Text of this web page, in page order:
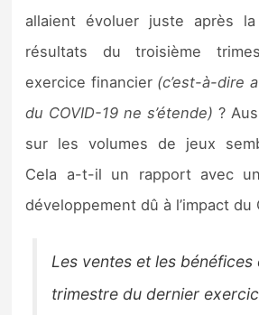
allaient évoluer juste après
résultats du troisième
exercice financier(c’est-à-dire
du COVID-19 ne s’étende) ?
sur les volumes de jeux
Cela a-t-il un rapport avec
développement dû à l’impact du
Les ventes et les
trimestre du dernier